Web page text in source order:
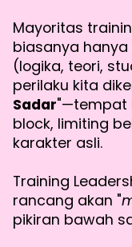
Mayoritas
biasanya hanya
(logika, teori,
perilaku kita
Sadar"—tempat
block, limiting
karakter asli.
Training
rancang akan "
pikiran bawah